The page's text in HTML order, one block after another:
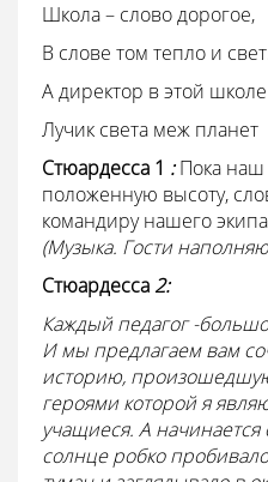
Школа – слово дорогое,
В слове том тепло и
А директор в этой школе
Лучик света меж планет
Стюардесса 1 :Пока
положенную высоту,
командиру нашего
(Музыка. Гости
Стюардесса 2:
Каждый педагог -
И мы предлагаем вам
историю,
героями которой я
учащиеся. А начинается
солнце робко